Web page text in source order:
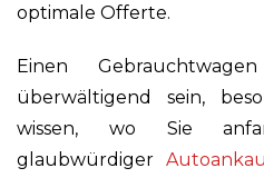
optimale Offerte.
Einen
überwältigend sein,
wissen, wo Sie
glaubwürdiger